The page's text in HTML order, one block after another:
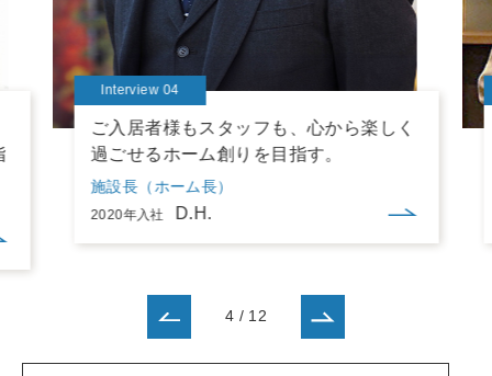
Interview 04
ご入居者様もスタッフも、心から楽しく
過ごせるホーム創りを目指す。
施設長（ホーム長）
2020年入社 D.H.
4 / 12